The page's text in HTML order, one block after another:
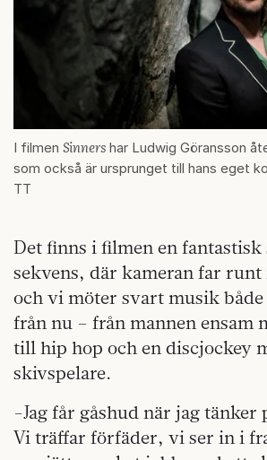
I filmen Sinners har Ludwig Göransson
som också är ursprunget till hans eget
TT
Det finns i filmen en
sekvens, där kameran far
och vi möter svart musik
från nu – från mannen ensam
till hip hop och en discjockey
skivspelare.
-Jag får gåshud när jag tänker
Vi träffar förfäder, vi ser in i